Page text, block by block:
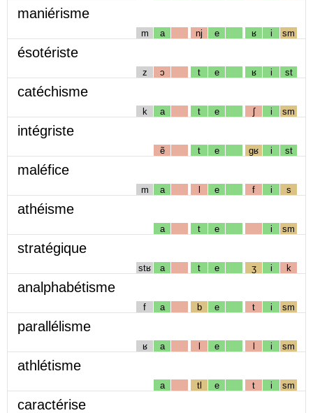
maniérisme
m a nj e ʁ i sm
ésotériste
z ɔ t e ʁ i st
catéchisme
k a t e ʃ i sm
intégriste
ẽ t e gʁ i st
maléfice
m a l e f i s
athéisme
a t e i sm
stratégique
stʁ a t e ʒ i k
analphabétisme
f a b e t i sm
parallélisme
ʁ a l e l i sm
athlétisme
a tl e t i sm
caractérise